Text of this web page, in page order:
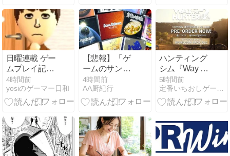
中 ― 見切りと
間合いで一撃
を狙う2Dアク
ション
日曜連載 ゲー
ムプレイ記
2026年8月第1
週
4時間前
yosiのゲーマー日和
【悲報】「ゲ
ームのサント
ラとか聴いて
そうｗ」と言
われたらお前
ない
4時間前
AA厨紀行
ハンティング
シム『Way of
the Hunter 2』
9/29発売決定
＆PSStoreで
可能に—デラ
ックス版は24
時間早期アク
セス、前作購
5時間前